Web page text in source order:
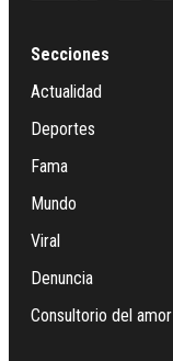
Secciones
Actualidad
Deportes
Fama
Mundo
Viral
Denuncia
Consultorio del amor